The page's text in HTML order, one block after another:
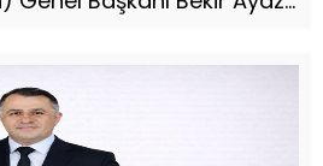
ziyaret etti.
gerçekle...